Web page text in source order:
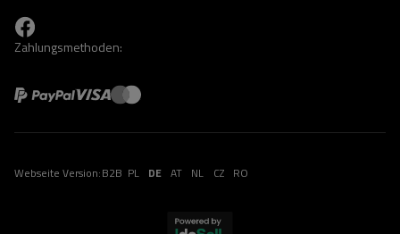
Zahlungsmethoden:
Webseite Version:B2B PL DE AT NL CZ RO